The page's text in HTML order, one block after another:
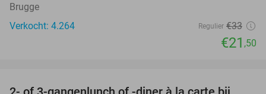
Brugge
Verkocht: 4.264
Regulier €33
€21 ,50